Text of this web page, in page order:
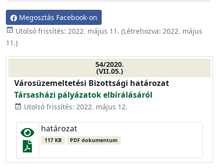
Megosztás Facebook-on
event_available Utolsó frissítés: 2022. május 11. (Létrehozva: 2022. május
11.)
54/2020.
(VII.05.)
Városüzemeltetési Bizottsági határozat
Társasházi pályázatok elbírálásáról
event_available Utolsó frissítés: 2022. május 12.
határozat
117 KB PDF dokumentum